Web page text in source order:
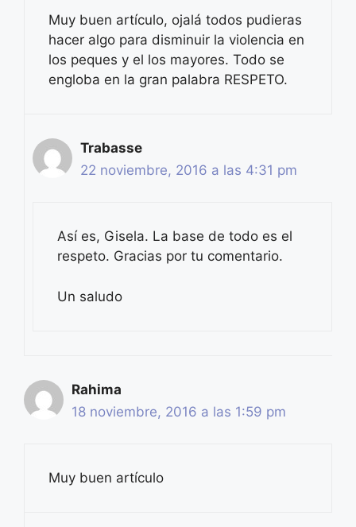
Muy buen artículo, ojalá todos pudieras
hacer algo para disminuir la violencia en
los peques y el los mayores. Todo se
engloba en la gran palabra RESPETO.
Trabasse
22 noviembre, 2016 a las 4:31 pm
Así es, Gisela. La base de todo es el
respeto. Gracias por tu comentario.
Un saludo
Rahima
18 noviembre, 2016 a las 1:59 pm
Muy buen artículo